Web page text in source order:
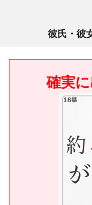
彼氏・彼
確実